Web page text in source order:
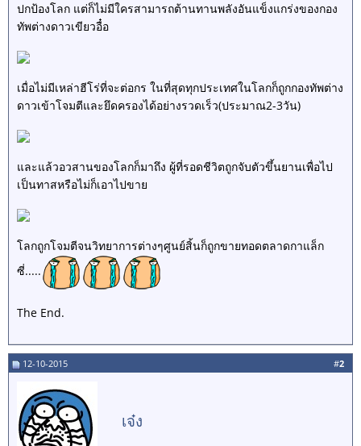
ปกป้องโลก แต่ก็ไม่มีใครสามารถต้านทานพลังอันแข็งแกร่งของกอง
ทัพต่างดาวเขียวอื๋อ
เมื่อไม่มีเหล่าฮีโร่ที่จะต่อกร ในที่สุดทุกประเทศในโลกก็ถูกกองทัพต่าง
ดาวเข้าโจมตีและยึดครองได้อย่างรวดเร็ว(ประมาณ2-3วัน)
และแล้วอวสานของโลกก็มาถึง ผู้ที่รอดชีวิตถูกจับตัวขึ้นยานเพื่อไป
เป็นทาสหรือไม่ก็เอาไปขาย
โลกถูกโจมตีจนวิทยาการต่างๆศูนย์สิ้นก็ถูกขายทอดตลาดกาแล็ก
ซี่.....
The End.
#2
12-10-2015
เจ๋ง